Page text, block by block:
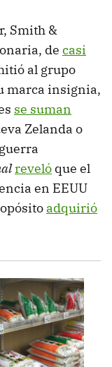
Smith &
de casi
al grupo
marca insignia,
se suman
Zelanda o
reveló que el
en EEUU
adquirió